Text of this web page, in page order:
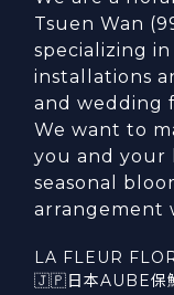
Tsuen Wan
specializing
installations
and wedding
We want to
you and your
seasonal
arrangement
LA FLEUR
🇯🇵日本AUBE保